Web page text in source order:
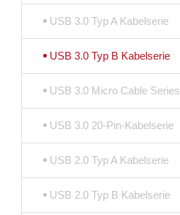
USB 3.0 Typ A Kabelserie
USB 3.0 Typ B Kabelserie
USB 3.0 Micro Cable Series
USB 3.0 20-Pin-Kabelserie
USB 2.0 Typ A Kabelserie
USB 2.0 Typ B Kabelserie